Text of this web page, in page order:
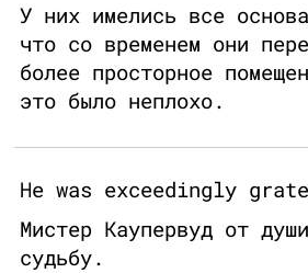
У них имелись все
что со временем они
более просторное
это было неплохо.
He was exceedingly
Мистер Каупервуд от
судьбу.